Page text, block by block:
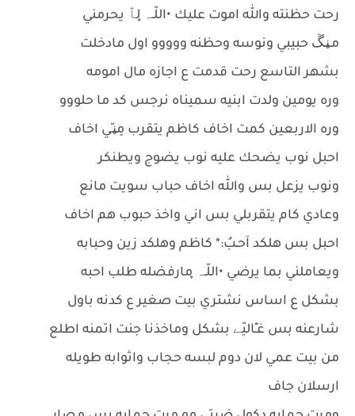
رحت حظنته والله اموت عليك •اللّـہ̣̥ لٱ يحرمني
مـڼـڱ حبيبي ونوسه وحظنه ووووو اول مادخلت
بشهر التاسع رحت قدمت ع اجازه مال امومه
وره يومين ولدت ابنيه سميناه نرجس كد ما حلووو
وره الاربعين كمت اخاف كاظم يتقرب مِڼـّي اخاف
احبل نوب يضحك عليه نوب يضوج ويطنكر
ونوب يزعل بس والله اخاف حباب سويت مانع
وعادي كام يتقربلي بس اني واخذ حبوب هم اخاف
احبل بس هلكد آحـبُ:* كاظم وهلكد زين وحبابه
ويعاملني بما يرضي •اللّـہ̣̥ مارفضله طلب احبه
بشكل ع اساس نشتري بيت صغير ع كدنه باول
شارعنه بس غـِْاليّے بشكل وماخذنا جنت اتمنه اطلع
من بيت عمي لان دوم لبسه حجاب واثوابه طويله
ارسلان جاف